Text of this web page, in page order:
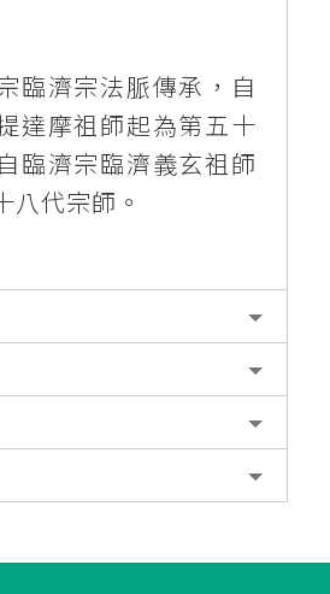
臨濟宗法脈傳承，自
達摩祖師起為第五十
臨濟宗臨濟義玄祖師
八代宗師。